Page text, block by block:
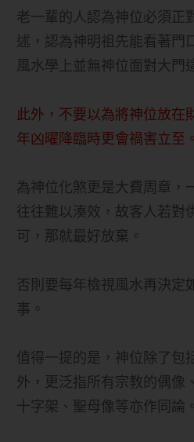
老一輩的人認為神位必須正
述，認為神明祖先能看著門
風水學上並無神位面對大門
此外，不要以為將神位放在
年凶曜降臨時更會禍害立至。
為神位化煞更是大費周章，
往往難以湊效，故客人若對
可，那就最好放棄。
否則要每年檢視風水再決定
事。
值得一提的是，神位除了包
外，更泛指所有宗教的偶像
十字架、聖母像等亦作同論。